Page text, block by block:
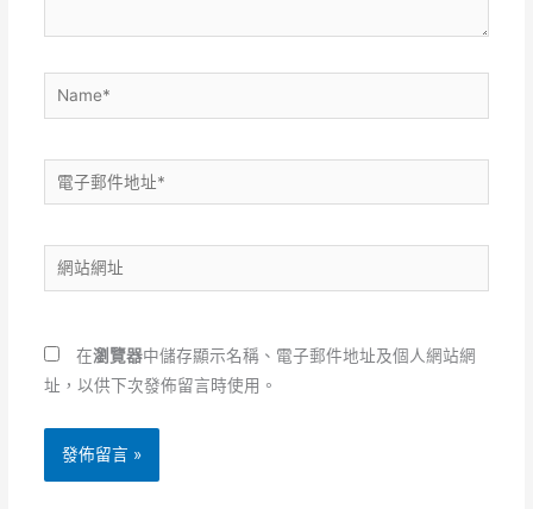
Name*
電
子
件
地
*
站
址
在瀏覽器中儲存顯示名稱、電子郵件地址及個人網站網
址，以供下次發佈留言時使用。